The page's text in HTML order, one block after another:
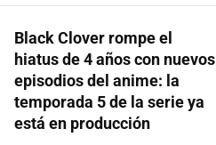
Black Clover rompe el
hiatus de 4 años con nuevos
episodios del anime: la
temporada 5 de la serie ya
está en producción